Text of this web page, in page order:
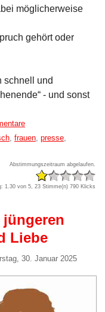
möglicherweise
gehört oder
schnell und
- und sonst
, frauen, presse,
Abstimmungszeitraum abgelaufen.
1.30 von 5, 23 Stimme(n) 790 Klicks
jüngeren
Liebe
30. Januar 2025